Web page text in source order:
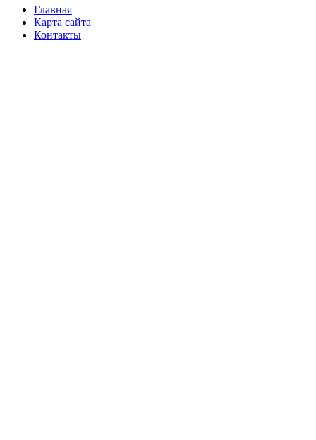
Главная
Карта сайта
Контакты